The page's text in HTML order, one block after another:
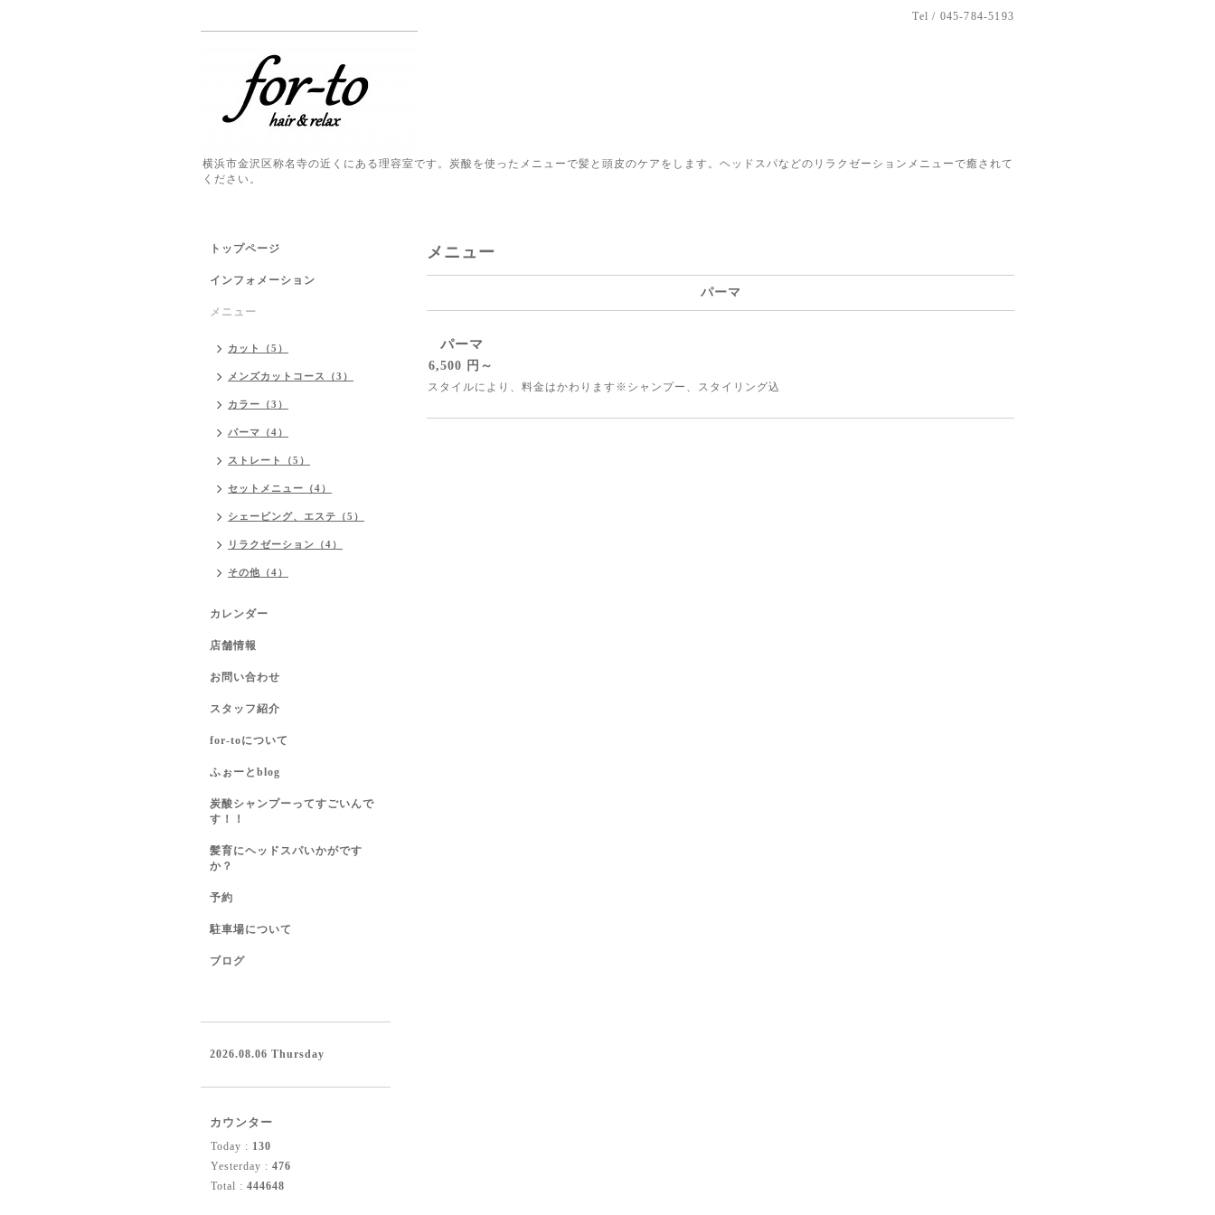
Tel / 045-784-5193
横浜市金沢区称名寺の近くにある理容室です。炭酸を使ったメニューで髪と頭皮のケアをします。ヘッドスパなどのリラクゼーションメニューで癒されて
ください。
メニュー
パーマ
パーマ
6,500 円～
スタイルにより、料金はかわります※シャンプー、スタイリング込
トップページ
インフォメーション
メニュー
カット（5）
メンズカットコース（3）
カラー（3）
パーマ（4）
ストレート（5）
セットメニュー（4）
シェービング、エステ（5）
リラクゼーション（4）
その他（4）
カレンダー
店舗情報
お問い合わせ
スタッフ紹介
for-toについて
ふぉーとblog
炭酸シャンプーってすごいんで
す！！
髪育にヘッドスパいかがです
か？
予約
駐車場について
ブログ
2026.08.06 Thursday
カウンター
Today : 130
Yesterday : 476
Total : 444648